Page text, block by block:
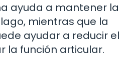
ayuda a mantener la
mientras que la
ayudar a reducir el
la función articular.